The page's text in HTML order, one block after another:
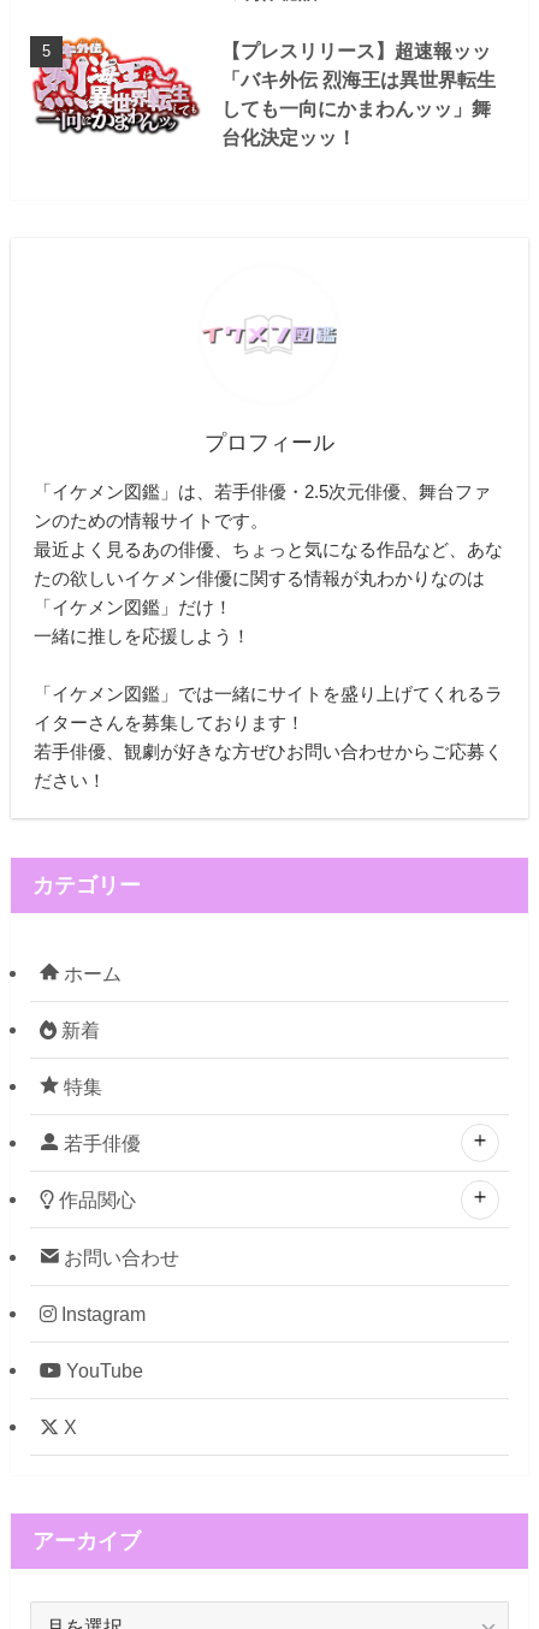
【プレスリリース】超速報ッッ
「バキ外伝 烈海王は異世界転生
しても一向にかまわんッッ」舞
台化決定ッッ！
プロフィール
「イケメン図鑑」は、若手俳優・2.5次元俳優、舞台ファ
ンのための情報サイトです。
最近よく見るあの俳優、ちょっと気になる作品など、あな
たの欲しいイケメン俳優に関する情報が丸わかりなのは
「イケメン図鑑」だけ！
一緒に推しを応援しよう！
「イケメン図鑑」では一緒にサイトを盛り上げてくれるラ
イターさんを募集しております！
若手俳優、観劇が好きな方ぜひお問い合わせからご応募く
ださい！
カテゴリー
ホーム
新着
特集
若手俳優
作品関心
お問い合わせ
Instagram
YouTube
X
アーカイブ